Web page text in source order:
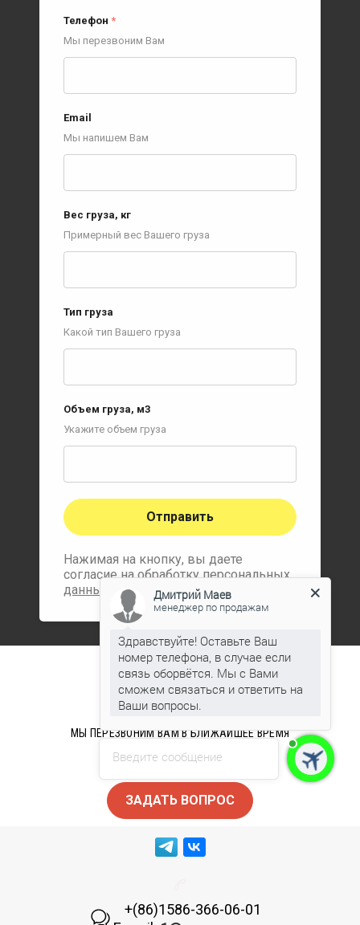
Телефон *
Мы перезвоним Вам
Email
Мы напишем Вам
Вес груза, кг
Примерный вес Вашего груза
Тип груза
Какой тип Вашего груза
Объем груза, м3
Укажите объем груза
Отправить
Нажимая на кнопку, вы даете
согласие на обработкуперсональных
данных
ОСТАЛИСЬ
ВОПРОСЫ?
МЫ ПЕРЕЗВОНИМ ВАМ В БЛИЖАЙШЕЕ ВРЕМЯ
ЗАДАТЬ ВОПРОС
+(86)1586-366-06-01
Введите сообщение
Дмитрий Маев
менеджер по продажам
Здравствуйте! Оставьте Ваш
номер телефона, в случае если
связь оборвётся. Мы с Вами
сможем связаться и ответить на
Ваши вопросы.